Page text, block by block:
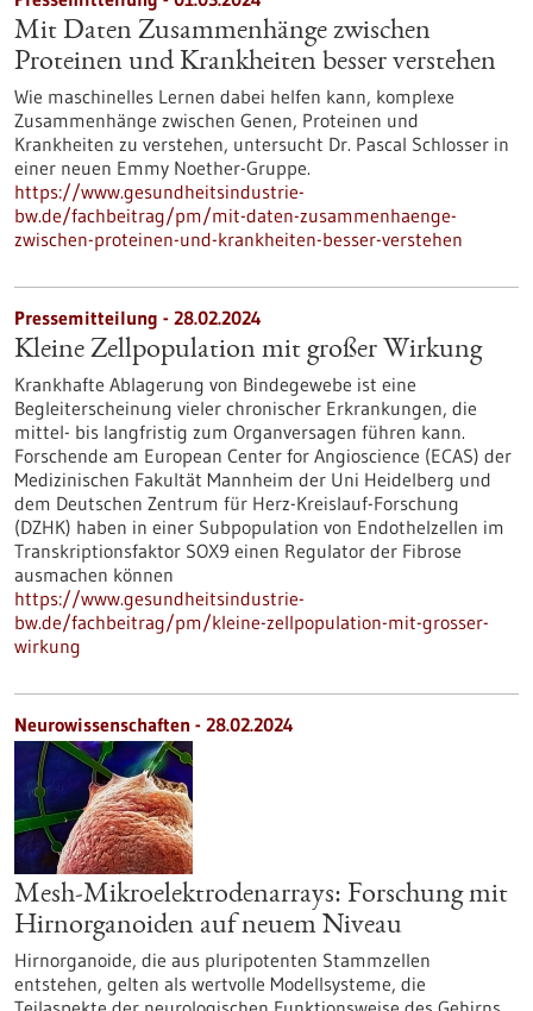
Mit Daten Zusammenhänge zwischen
Proteinen und Krankheiten besser verstehen
Wie maschinelles Lernen dabei helfen kann, komplexe
Zusammenhänge zwischen Genen, Proteinen und
Krankheiten zu verstehen, untersucht Dr. Pascal Schlosser in
einer neuen Emmy Noether-Gruppe.
https://www.gesundheitsindustrie-
bw.de/fachbeitrag/pm/mit-daten-zusammenhaenge-
zwischen-proteinen-und-krankheiten-besser-verstehen
Pressemitteilung - 28.02.2024
Kleine Zellpopulation mit großer Wirkung
Krankhafte Ablagerung von Bindegewebe ist eine
Begleiterscheinung vieler chronischer Erkrankungen, die
mittel- bis langfristig zum Organversagen führen kann.
Forschende am European Center for Angioscience (ECAS) der
Medizinischen Fakultät Mannheim der Uni Heidelberg und
dem Deutschen Zentrum für Herz-Kreislauf-Forschung
(DZHK) haben in einer Subpopulation von Endothelzellen im
Transkriptionsfaktor SOX9 einen Regulator der Fibrose
ausmachen können
https://www.gesundheitsindustrie-
bw.de/fachbeitrag/pm/kleine-zellpopulation-mit-grosser-
wirkung
Neurowissenschaften - 28.02.2024
Mesh-Mikroelektrodenarrays: Forschung mit
Hirnorganoiden auf neuem Niveau
Hirnorganoide, die aus pluripotenten Stammzellen
entstehen, gelten als wertvolle Modellsysteme, die